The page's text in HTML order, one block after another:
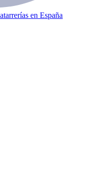
en España